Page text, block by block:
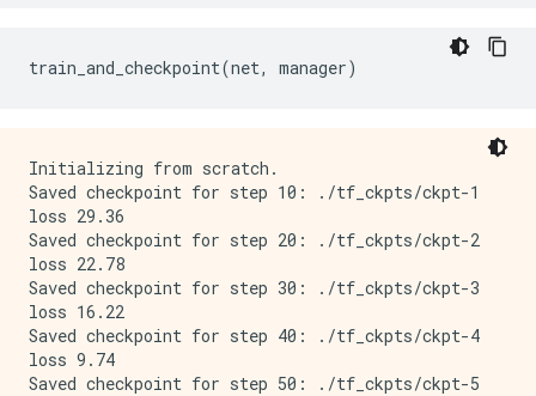
train_and_checkpoint(net, manager)
Initializing from scratch.
Saved checkpoint for step 10: ./tf_ckpts/ckpt-1
loss 29.36
Saved checkpoint for step 20: ./tf_ckpts/ckpt-2
loss 22.78
Saved checkpoint for step 30: ./tf_ckpts/ckpt-3
loss 16.22
Saved checkpoint for step 40: ./tf_ckpts/ckpt-4
loss 9.74
Saved checkpoint for step 50: ./tf_ckpts/ckpt-5